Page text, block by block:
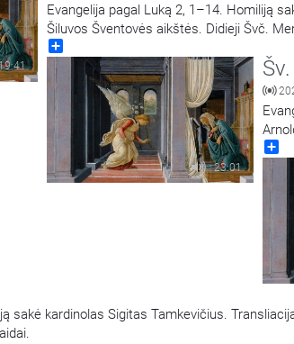
Evangelija pagal Luką 2, 1–14. Homiliją
Šiluvos Šventovės aikštės. Didieji Švč.
23:01
sakė kardinolas Sigitas Tamkevičius.